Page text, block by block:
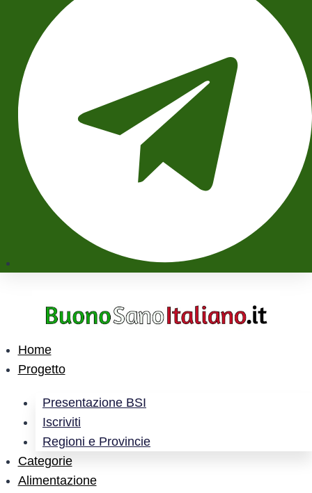
Home
Progetto
Presentazione BSI
Iscriviti
Regioni e Provincie
Categorie
Alimentazione